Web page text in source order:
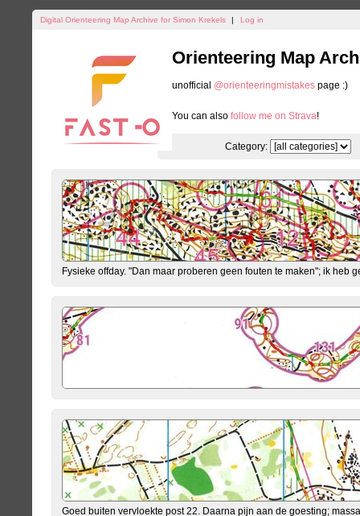
Digital Orienteering Map Archive for Simon Krekels | Log in
Orienteering Map
unofficial @orienteeringmistakes page :)
You can also follow me on Strava!
Category:
Fysieke offday. "Dan maar proberen geen fouten te maken"; ik heb
Goed buiten vervloekte post 22. Daarna pijn aan de goesting;